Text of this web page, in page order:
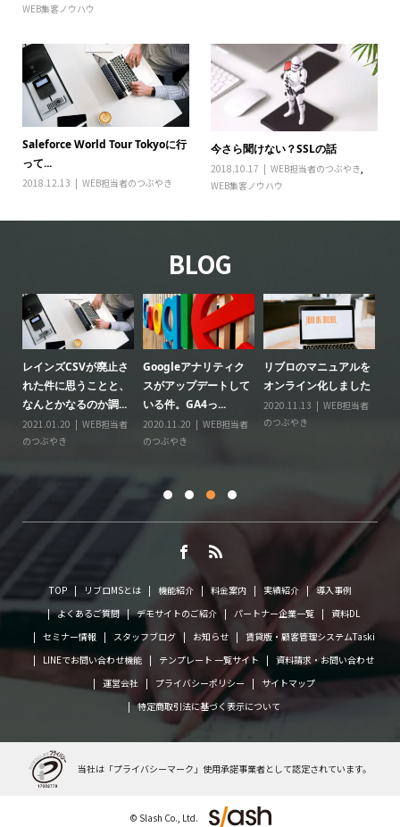
WEB集客ノウハウ
Saleforce World Tour Tokyoに行
って...
2018.12.13 WEB担当者のつぶやき
今さら聞けない？SSLの話
2018.10.17 WEB担当者のつぶやき,
WEB集客ノウハウ
BLOG
レインズCSVが廃止さ
れた件に思うことと、
なんとかなるのか調...
2021.01.20
WEB担当者
のつぶやき
Googleアナリティク
スがアップデートして
いる件。GA4っ...
2020.11.20
WEB担当者
のつぶやき
リブロのマニュアルを
オンライン化しました
2020.11.13
WEB担当者
のつぶやき
TOP リブロMSとは 機能紹介 料金案内 実績紹介
導入事例
よくあるご質問
デモサイトのご紹介 パートナー企業一覧
資料DL
セミナー情報
スタッフブログ お知らせ
賃貸版・顧客管理システムTaski
LINEでお問い合わせ機能
テンプレート 一覧サイト
資料請求・お問い合わせ
運営会社
プライバシーポリシー
サイトマップ
特定商取引法に基づく表示について
当社は「プライバシーマーク」使用承諾事業者として認定されています。
© Slash Co., Ltd.